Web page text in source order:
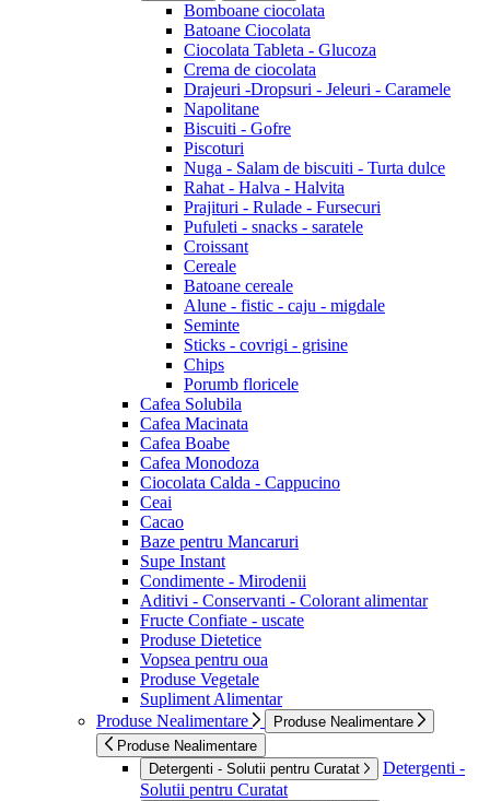
Bomboane ciocolata
Batoane Ciocolata
Ciocolata Tableta - Glucoza
Crema de ciocolata
Drajeuri -Dropsuri - Jeleuri - Caramele
Napolitane
Biscuiti - Gofre
Piscoturi
Nuga - Salam de biscuiti - Turta dulce
Rahat - Halva - Halvita
Prajituri - Rulade - Fursecuri
Pufuleti - snacks - saratele
Croissant
Cereale
Batoane cereale
Alune - fistic - caju - migdale
Seminte
Sticks - covrigi - grisine
Chips
Porumb floricele
Cafea Solubila
Cafea Macinata
Cafea Boabe
Cafea Monodoza
Ciocolata Calda - Cappucino
Ceai
Cacao
Baze pentru Mancaruri
Supe Instant
Condimente - Mirodenii
Aditivi - Conservanti - Colorant alimentar
Fructe Confiate - uscate
Produse Dietetice
Vopsea pentru oua
Produse Vegetale
Supliment Alimentar
Produse Nealimentare
Produse Nealimentare
Produse Nealimentare
Detergenti - Solutii pentru Curatat
Detergenti -
Solutii pentru Curatat